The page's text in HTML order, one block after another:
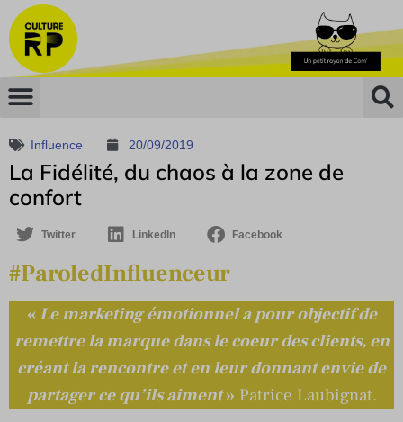
Influence 20/09/2019
La Fidélité, du chaos à la zone de
confort
Twitter LinkedIn Facebook
#ParoledInfluenceur
« Le marketing émotionnel a pour objectif de
remettre la marque dans le coeur des clients, en
créant la rencontre et en leur donnant envie de
partager ce qu’ils aiment»Patrice Laubignat.